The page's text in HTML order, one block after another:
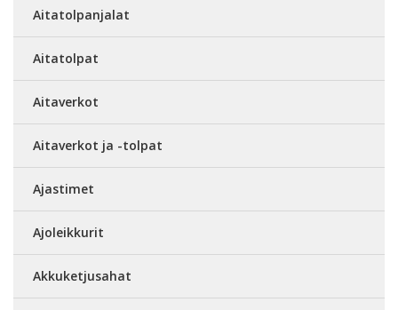
Aitatolpanjalat
Aitatolpat
Aitaverkot
Aitaverkot ja -tolpat
Ajastimet
Ajoleikkurit
Akkuketjusahat